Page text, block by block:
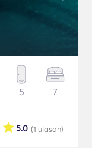
5 7
(1 ulasan)
5.0